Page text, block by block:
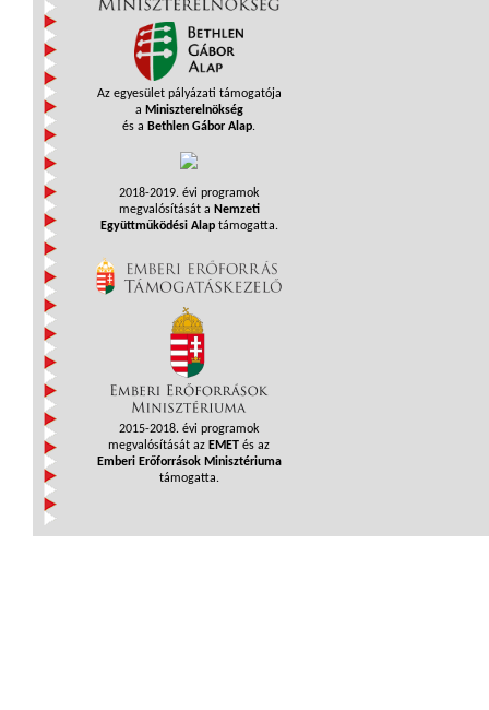
Az egyesület pályázati támogatója
a Miniszterelnökség
és a Bethlen Gábor Alap.
2018-2019. évi programok
megvalósítását a Nemzeti
Együttműködési Alaptámogatta.
2015-2018. évi programok
megvalósítását az EMET és az
Emberi Erőforrások Minisztériuma
támogatta.